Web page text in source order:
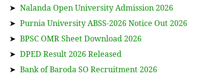
➤ Nalanda Open University Admission 2026
➤ Purnia University ABSS-2026 Notice Out 2026
➤ BPSC OMR Sheet Download 2026
➤ DPED Result 2026 Released
➤ Bank of Baroda SO Recruitment 2026